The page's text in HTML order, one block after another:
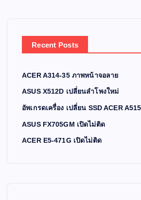
Recent Posts
ACER A314-35 ภาพหน้าจอลาย
ASUS X512D เปลี่ยนลำโพงใหม่
อัพเกรดเครื่อง เปลี่ยน SSD ACER
ASUS FX705GM เปิดไม่ติด
ACER E5-471G เปิดไม่ติด